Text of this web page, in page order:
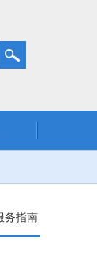
务指南